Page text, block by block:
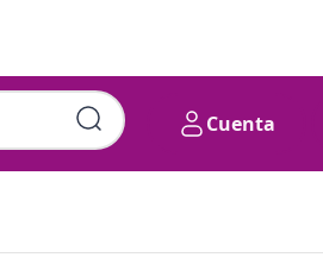
Cuenta